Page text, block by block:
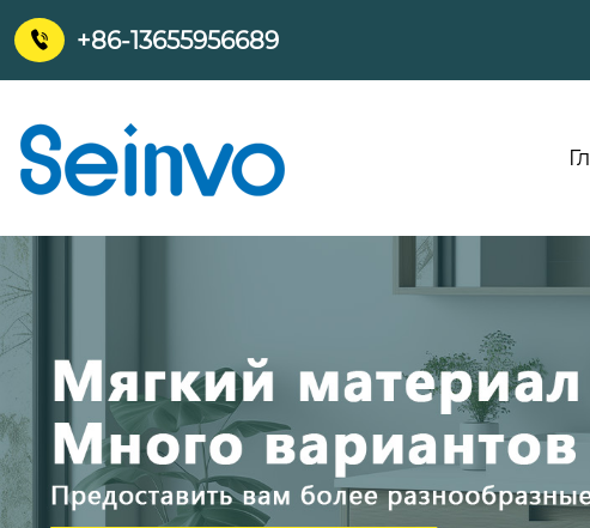
 +86-13655956689